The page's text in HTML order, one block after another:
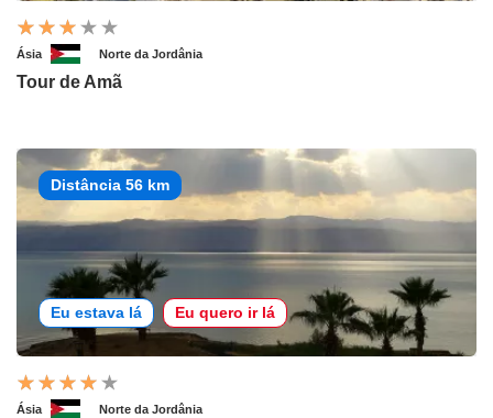
Ásia Norte da Jordânia
Tour de Amã
Distância 56 km
Eu estava lá Eu quero ir lá
Ásia Norte da Jordânia